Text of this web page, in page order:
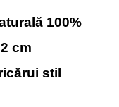
100%
cm
stil